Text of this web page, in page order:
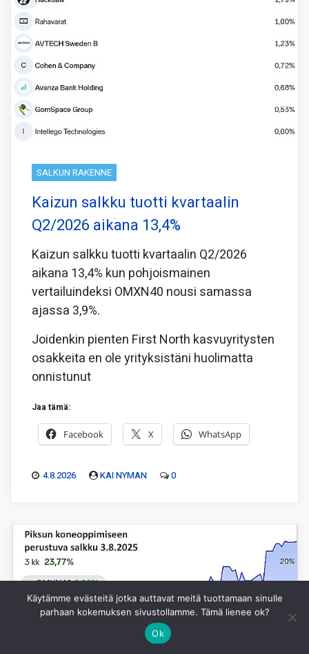
SALKUN RAKENNE
Kaizun salkku tuotti kvartaalin
Q2/2026 aikana 13,4%
Kaizun salkku tuotti kvartaalin Q2/2026
aikana 13,4% kun pohjoismainen
vertailuindeksi OMXN40 nousi samassa
ajassa 3,9%.
Joidenkin pienten First North kasvuyritysten
osakkeita en ole yrityksistäni huolimatta
onnistunut
Jaa tämä:
Facebook X WhatsApp
4.8.2026 KAI NYMAN 0
Käytämme evästeitä jotka auttavat meitä tuottamaan sinulle
parhaan kokemuksen sivustollamme. Tämä lienee ok?
Ok